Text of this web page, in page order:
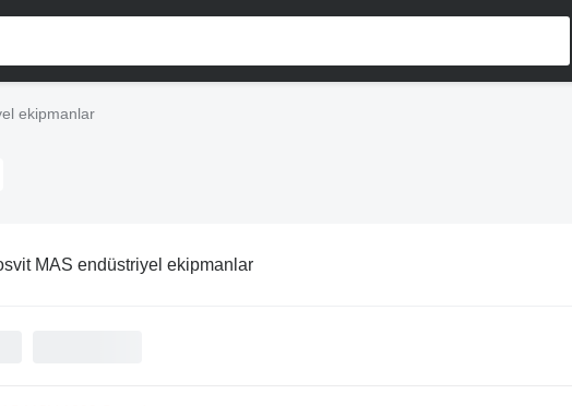
ekipmanlar
MAS endüstriyel ekipmanlar